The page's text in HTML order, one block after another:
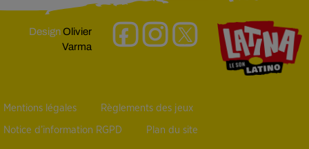
DesignOlivier
Varma
Mentions légales Règlements des jeux
Notice d’information RGPD Plan du site